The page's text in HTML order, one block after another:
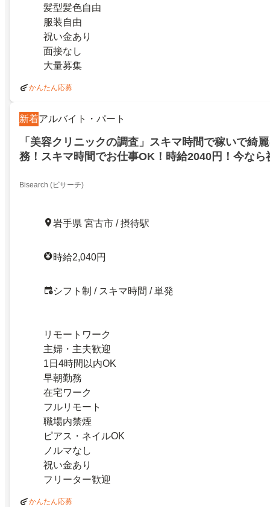
髪型髪色自由
服装自由
祝い金あり
面接なし
大量募集
かんたん応募
新着アルバイト・パート
「美容クリニックの調査」スキマ時間で稼いで綺
務！スキマ時間でお仕事OK！時給2040円！今なら
Bisearch (ビサーチ)
岩手県 宮古市 / 摂待駅
時給2,040円
シフト制 / スキマ時間 / 単発
リモートワーク
主婦・主夫歓迎
1日4時間以内OK
早朝勤務
在宅ワーク
フルリモート
職場内禁煙
ピアス・ネイルOK
ノルマなし
祝い金あり
フリーター歓迎
かんたん応募